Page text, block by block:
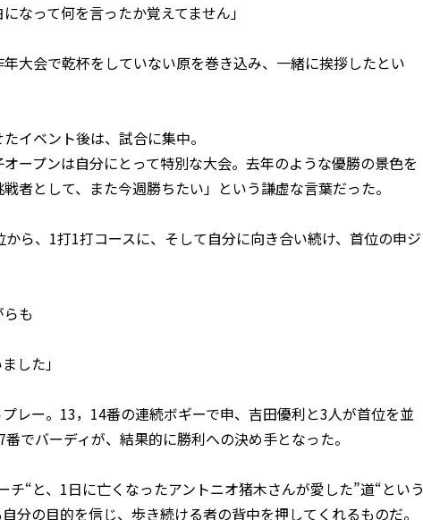
なって何を言ったか覚えてません」
大会で乾杯をしていない原を巻き込み、一緒に挨拶したとい
イベント後は、試合に集中。
ープンは自分にとって特別な大会。去年のような優勝の景色を
者として、また今週勝ちたい」という謙虚な言葉だった。
ら、1打1打コースに、そして自分に向き合い続け、首位の申ジ
も
した」
レー。13，14番の連続ボギーで申、吉田優利と3人が首位を並
でバーディが、結果的に勝利への決め手となった。
チ“と、1日に亡くなったアントニオ猪木さんが愛した”道“という
分の目的を信じ、歩き続ける者の背中を押してくれるものだ。